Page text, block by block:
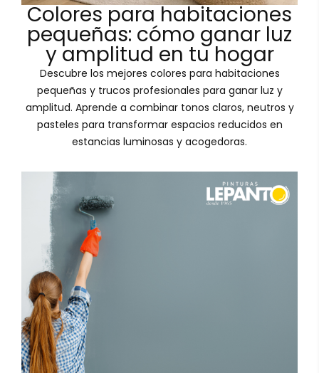
Colores para habitaciones
pequeñas: cómo ganar luz
y amplitud en tu hogar
Descubre los mejores colores para habitaciones
pequeñas y trucos profesionales para ganar luz y
amplitud. Aprende a combinar tonos claros, neutros y
pasteles para transformar espacios reducidos en
estancias luminosas y acogedoras.